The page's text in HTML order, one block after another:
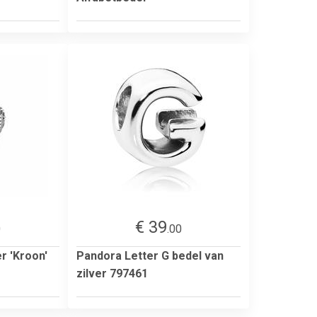
'Kroon'
€ 39.00
Pandora Letter G bedel van
zilver 797461